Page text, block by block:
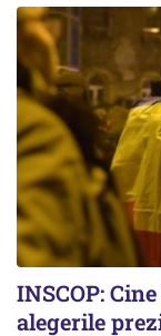
INSCOP:
alegerile